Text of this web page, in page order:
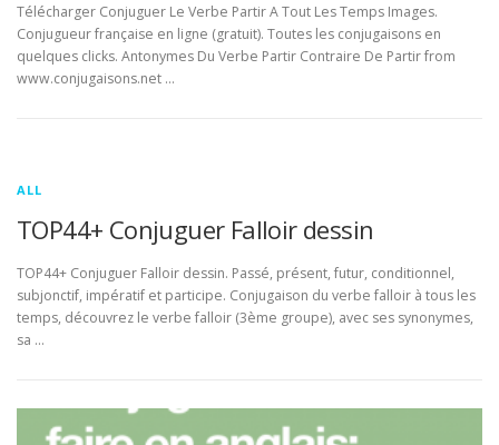
Télécharger Conjuguer Le Verbe Partir A Tout Les Temps Images.
Conjugueur française en ligne (gratuit). Toutes les conjugaisons en
quelques clicks. Antonymes Du Verbe Partir Contraire De Partir from
www.conjugaisons.net …
ALL
TOP44+ Conjuguer Falloir dessin
TOP44+ Conjuguer Falloir dessin. Passé, présent, futur, conditionnel,
subjonctif, impératif et participe. Conjugaison du verbe falloir à tous les
temps, découvrez le verbe falloir (3ème groupe), avec ses synonymes,
sa …